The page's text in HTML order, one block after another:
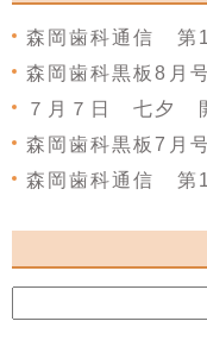
森岡歯科通信 第
森岡歯科黒板8月
７月７日 七夕
森岡歯科黒板7月
森岡歯科通信 第